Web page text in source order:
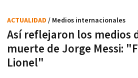
Así reflejaron los medios
muerte de Jorge Messi:
Lionel"
ACTUALIDAD / Medios internacionales